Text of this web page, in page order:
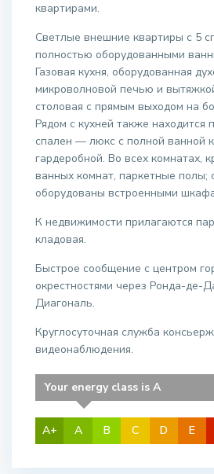
квартирами.
Светлые внешние квартиры с 5
полностью оборудованными
Газовая кухня, оборудованная
микроволновой печью и
столовая с прямым выходом на
Рядом с кухней также находится
спален — люкс с полной ванной
гардеробной. Во всех комнатах,
ванных комнат, паркетные полы;
оборудованы встроенными
К недвижимости прилагаются
кладовая.
Быстрое сообщение с центром
окрестностями через Ронда-де-
Диагональ.
Круглосуточная служба
видеонаблюдения.
A+
Your energy class is A
A B C D E